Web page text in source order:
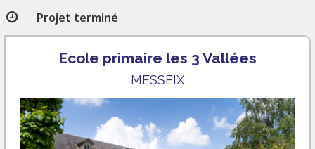
Projet terminé
Ecole primaire les 3 Vallées
MESSEIX